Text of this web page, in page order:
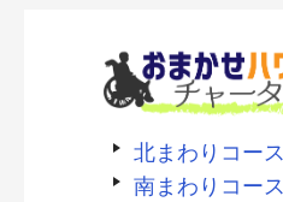
北まわりコース
南まわりコース